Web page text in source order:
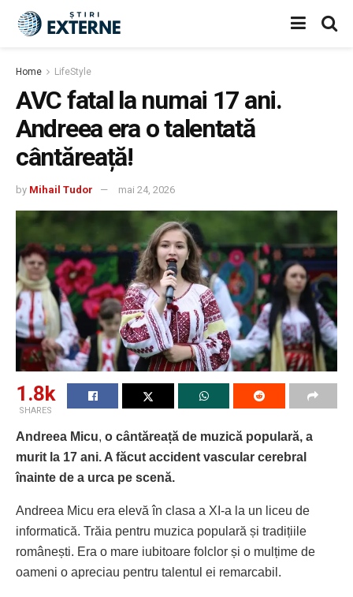
Home LifeStyle
AVC fatal la numai 17 ani.
Andreea era o talentată
cântăreață!
by Mihail Tudor mai 24, 2026
1.8k
SHARES
Andreea Micu, o cântăreață de muzică populară, a
murit la 17 ani. A făcut accident vascular cerebral
înainte de a urca pe scenă.
Andreea Micu era elevă în clasa a XI-a la un liceu de
informatică. Trăia pentru muzica populară și tradițiile
românești. Era o mare iubitoare folclor și o mulțime de
oameni o apreciau pentru talentul ei remarcabil.